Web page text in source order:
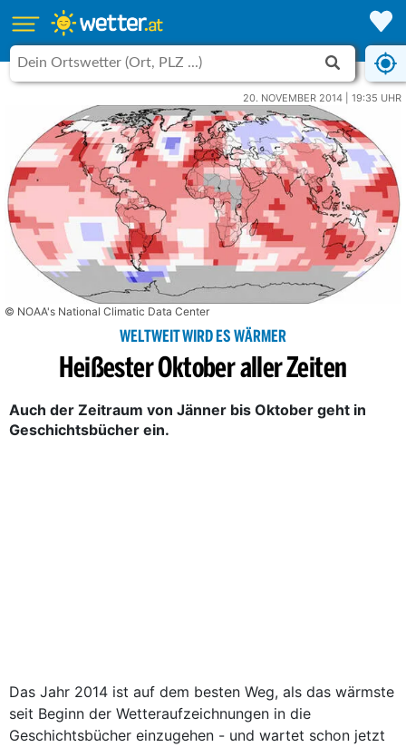
20. NOVEMBER 2014 | 19:35 UHR
© NOAA's National Climatic Data Center
WELTWEIT WIRD ES WÄRMER
Heißester Oktober aller Zeiten
Auch der Zeitraum von Jänner bis Oktober geht in
Geschichtsbücher ein.
Das Jahr 2014 ist auf dem besten Weg, als das wärmste
seit Beginn der Wetteraufzeichnungen in die
Geschichtsbücher einzugehen - und wartet schon jetzt